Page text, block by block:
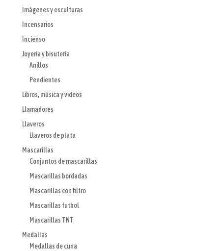
Imágenes y esculturas
Incensarios
Incienso
Joyería y bisutería
Anillos
Pendientes
Libros, música y videos
Llamadores
Llaveros
Llaveros de plata
Mascarillas
Conjuntos de mascarillas
Mascarillas bordadas
Mascarillas con filtro
Mascarillas futbol
Mascarillas TNT
Medallas
Medallas de cuna